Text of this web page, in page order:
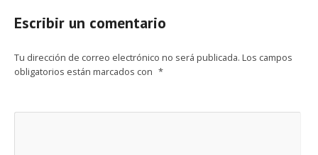
Escribir un comentario
Tu dirección de correo electrónico no será publicada. Los campos
obligatorios están marcados con *